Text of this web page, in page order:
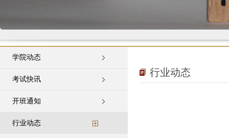
学院动态
考试快讯
开班通知
行业动态
行业动态